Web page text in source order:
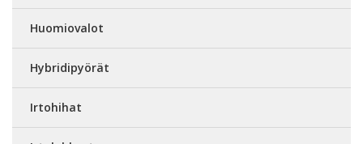
Huomiovalot
Hybridipyörät
Irtohihat